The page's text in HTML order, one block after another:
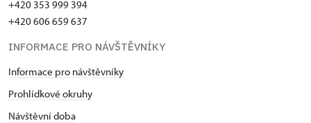
+420 353 999 394
+420 606 659 637
INFORMACE PRO NÁVŠTĚVNÍKY
Informace pro návštěvníky
Prohlídkové okruhy
Návštěvní doba